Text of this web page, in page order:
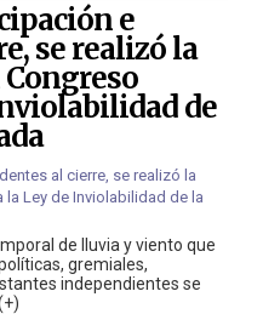
e
se realizó la
de
de lluvia y viento que
gremiales,
independientes se